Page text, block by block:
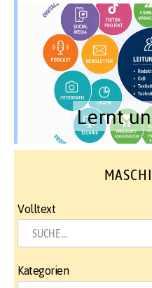
Lernt
Volltext
Kategorien